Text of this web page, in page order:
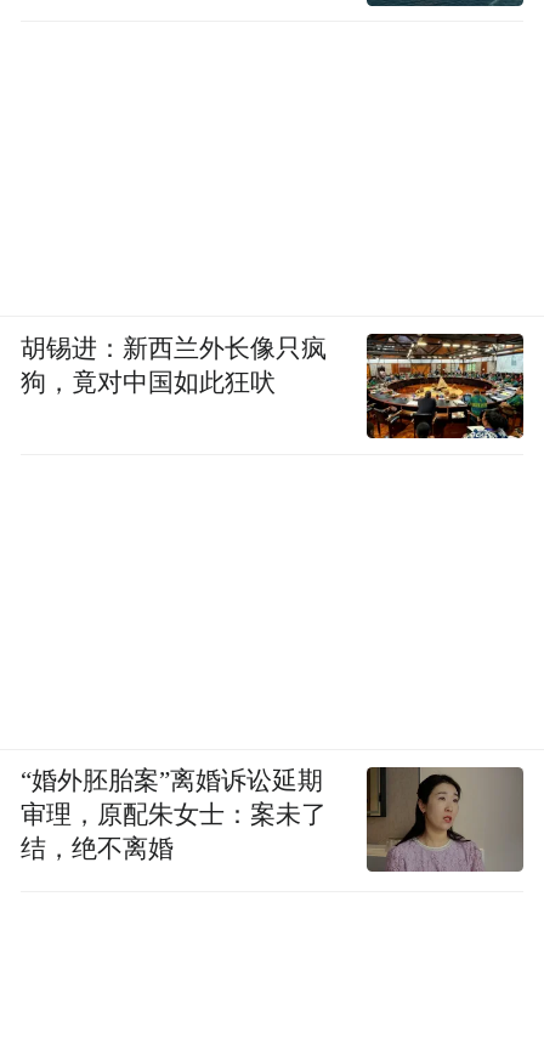
胡锡进：新西兰外长像只疯
狗，竟对中国如此狂吠
“婚外胚胎案”离婚诉讼延期
审理，原配朱女士：案未了
结，绝不离婚